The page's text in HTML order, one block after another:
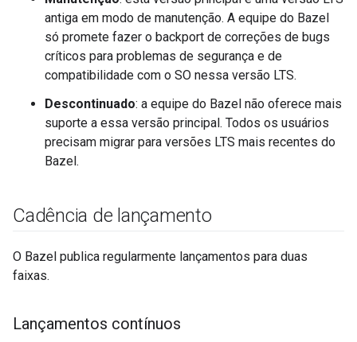
antiga em modo de manutenção. A equipe do Bazel
só promete fazer o backport de correções de bugs
críticos para problemas de segurança e de
compatibilidade com o SO nessa versão LTS.
Descontinuado: a equipe do Bazel não oferece mais
suporte a essa versão principal. Todos os usuários
precisam migrar para versões LTS mais recentes do
Bazel.
Cadência de lançamento
O Bazel publica regularmente lançamentos para duas
faixas.
Lançamentos contínuos